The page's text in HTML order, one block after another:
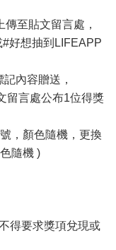
至貼文留言處，
#好想抽到 LIFEAPP
內容贈送，
留言處公布1位得獎
號，顏色隨機，更換
隨機)
得要求獎項兌現或